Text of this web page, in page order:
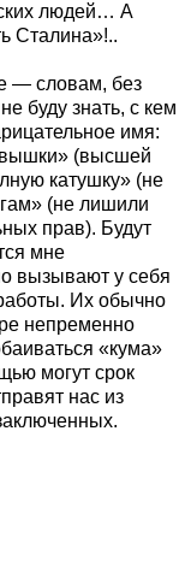
людей… А
Сталина»!..
— словам, без
буду знать, с кем
имя:
(высшей
катушку» (не
(не лишили
прав). Будут
мне
вызывают у себя
Их обычно
непременно
«кума»
могут срок
нас из